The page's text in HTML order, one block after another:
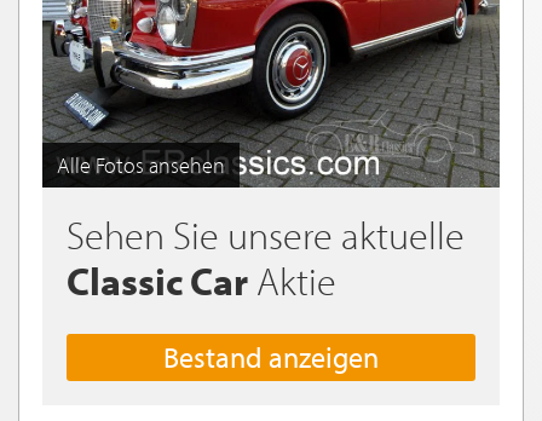
Alle Fotos ansehen
Sehen Sie unsere aktuelle
Classic Car Aktie
Bestand anzeigen